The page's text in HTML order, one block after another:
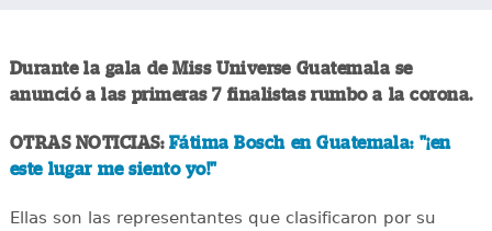
Durante la gala de Miss Universe Guatemala se
anunció a las primeras 7 finalistas rumbo a la corona.
OTRAS NOTICIAS: Fátima Bosch en Guatemala: "¡en
este lugar me siento yo!"
Ellas son las representantes que clasificaron por su